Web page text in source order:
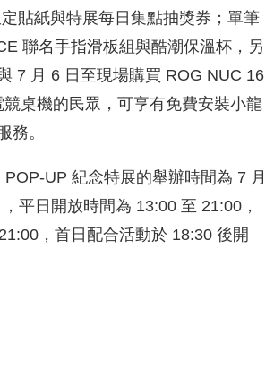
貼紙與特展每日集點抽獎券；單筆
聯名手指滑板組與酷潮保溫杯，另
7 月 6 日至現場購買 ROG NUC 16
桌機的民眾，可享有免費安裝小龍
務。
UP 紀念特展的舉辦時間為 7 月
平日開放時間為 13:00 至 21:00，
，首日配合活動於 18:30 後開